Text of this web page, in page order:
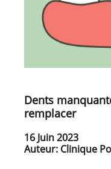
Dents
remplacer
16 Juin 2023
Auteur: Clinique